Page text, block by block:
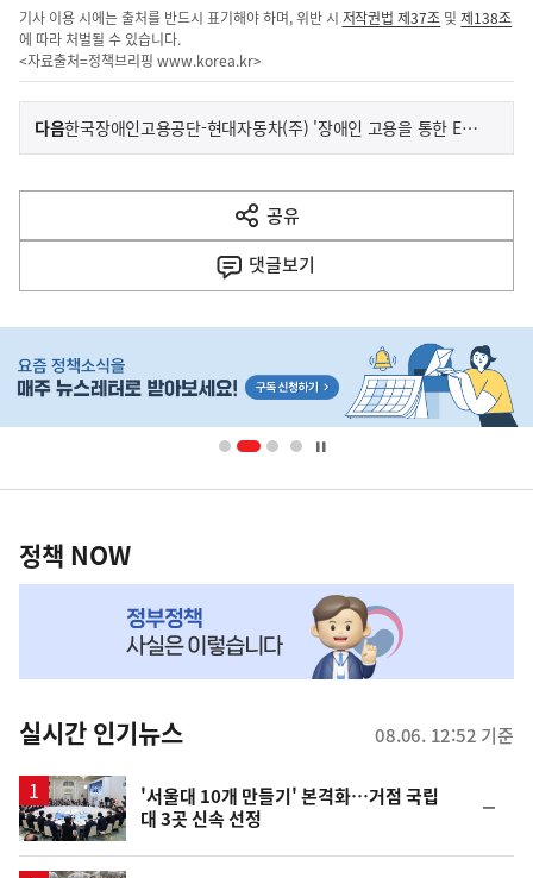
기사 이용 시에는 출처를 반드시 표기해야 하며, 위반 시 저작권법 제37조 및제138조
에 따라 처벌될 수 있습니다.
<자료출처=정책브리핑 www.korea.kr>
이
전
다
음
다음기
사
한국장애인고용공단-현대자동차(주) '장애인 고용을 통한 ESG경영 실천' 업무협약
공유
열
기
댓글보기
단
영
책
NOW,
뉴
스
정책 NOW
실시간 인기뉴스 08.06. 12:52 기준
'서울대 10개 만들기' 본격화…거점 국립
대 3곳 신속 선정
일